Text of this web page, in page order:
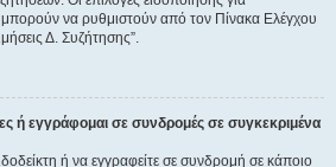
μπορούν να ρυθμιστούν από τον Πίνακα Ελέγχου
Δ. Συζήτησης”.
ή εγγράφομαι σε συνδρομές σε συγκεκριμένα
ή να εγγραφείτε σε συνδρομή σε κάποιο